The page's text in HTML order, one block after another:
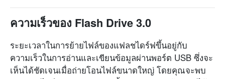
ความเร็วของ Flash Drive 3.0
ระยะเวลาในการย้ายไฟล์ของแฟลชไดร์ฟขึ้นอยู่กับ
ความเร็วในการอ่านและเขียนข้อมูลผ่านพอร์ต USB ซึ่งจะ
เห็นได้ชัดเจนเมื่อถ่ายโอนไฟล์ขนาดใหญ่ โดยคุณจะพบ